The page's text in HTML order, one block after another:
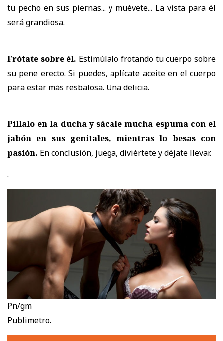
tu pecho en sus piernas... y muévete... La vista para él
será grandiosa.
Frótate sobre él. Estimúlalo frotando tu cuerpo sobre
su pene erecto. Si puedes, aplícate aceite en el cuerpo
para estar más resbalosa. Una delicia.
Píllalo en la ducha y sácale mucha espuma con el
jabón en sus genitales, mientras lo besas con
pasión. En conclusión, juega, diviértete y déjate llevar.
.
Pn/gm
Publimetro.